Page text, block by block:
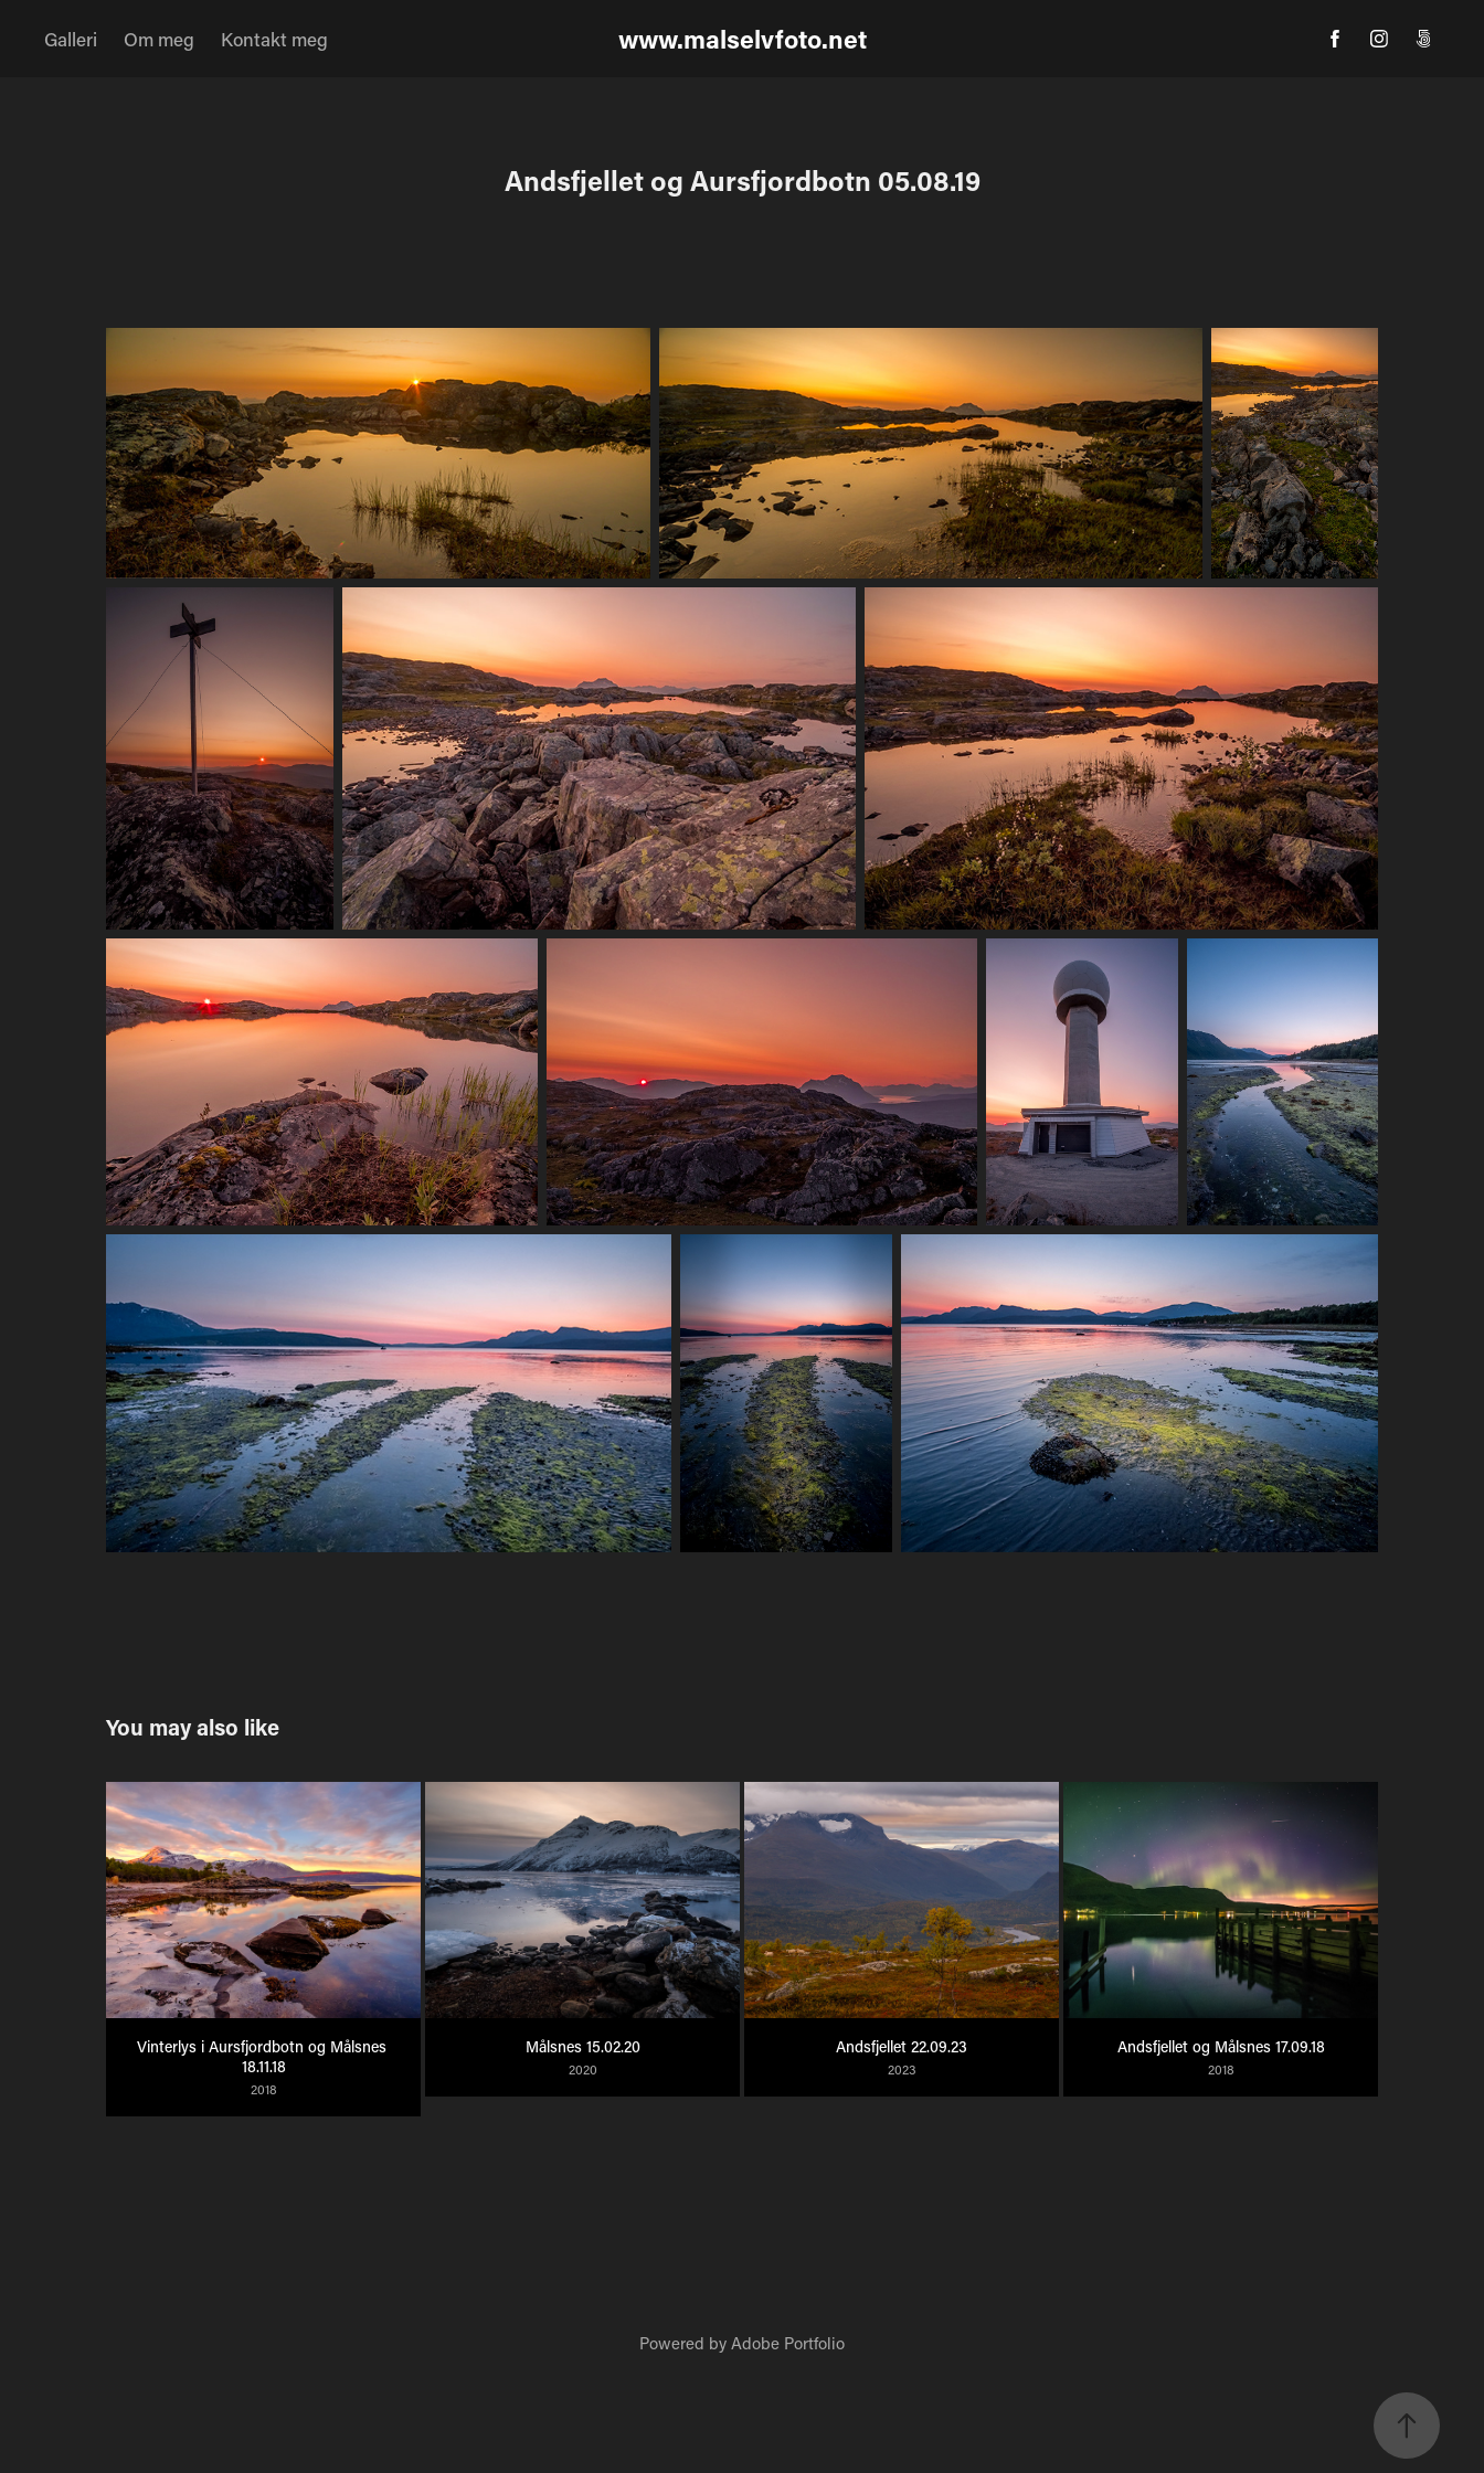
Galleri Om meg Kontakt meg www.malselvfoto.net
Andsfjellet og Aursfjordbotn 05.08.19
You may also like
Vinterlys i Aursfjordbotn og Målsnes
18.11.18
2018
Målsnes 15.02.20
2020
Andsfjellet 22.09.23
2023
Andsfjellet og Målsnes 17.09.18
2018
Powered by Adobe Portfolio